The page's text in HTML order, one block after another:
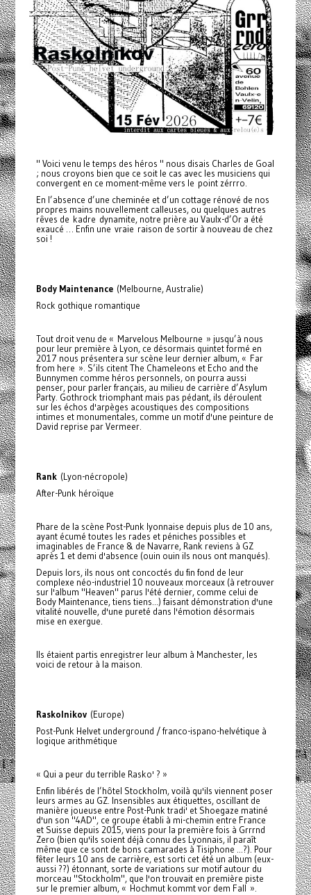
" Voici venu le temps des héros " nous disais Charles de Goal
; nous croyons bien que ce soit le cas avec les musiciens qui
convergent en ce moment-même vers le point zérrro.
En l’absence d’une cheminée et d’un cottage rénové de nos
propres mains nouvellement calleuses, ou quelques autres
rêves de kadre dynamite, notre prière au Vaulx-d’Or a été
exaucé … Enfin une vraie raison de sortir à nouveau de chez
soi !
Body Maintenance(Melbourne, Australie)
Rock gothique romantique
Tout droit venu de « Marvelous Melbourne » jusqu’à nous
pour leur première à Lyon, ce désormais quintet formé en
2017 nous présentera sur scène leur dernier album, « Far
from here ». S’ils citent The Chameleons et Echo and the
Bunnymen comme héros personnels, on pourra aussi
penser, pour parler français, au milieu de carrière d’Asylum
Party. Gothrock triomphant mais pas pédant, ils déroulent
sur les échos d'arpèges acoustiques des compositions
intimes et monumentales, comme un motif d'une peinture de
David reprise par Vermeer.
Rank(Lyon-nécropole)
After-Punk héroïque
Phare de la scène Post-Punk lyonnaise depuis plus de 10 ans,
ayant écumé toutes les rades et péniches possibles et
imaginables de France & de Navarre, Rank reviens à GZ
après 1 et demi d'absence (ouin ouin ils nous ont manqués).
Depuis lors, ils nous ont concoctés du fin fond de leur
complexe néo-industriel 10 nouveaux morceaux (à retrouver
sur l'album "Heaven" parus l'été dernier, comme celui de
Body Maintenance, tiens tiens...) faisant démonstration d'une
vitalité nouvelle, d'une pureté dans l'émotion désormais
mise en exergue.
Ils étaient partis enregistrer leur album à Manchester, les
voici de retour à la maison.
Raskolnikov(Europe)
Post-Punk Helvet underground / franco-ispano-helvétique à
logique arithmétique
« Qui a peur du terrible Rasko' ? »
Enfin libérés de l’hôtel Stockholm, voilà qu'ils viennent poser
leurs armes au GZ. Insensibles aux étiquettes, oscillant de
manière joueuse entre Post-Punk tradi' et Shoegaze matiné
d'un son "4AD", ce groupe établi à mi-chemin entre France
et Suisse depuis 2015, viens pour la première fois à Grrrnd
Zero (bien qu'ils soient déjà connu des Lyonnais, il paraît
même que ce sont de bons camarades à Tisiphone ...?). Pour
fêter leurs 10 ans de carrière, est sorti cet été un album (eux-
aussi ??) étonnant, sorte de variations sur motif autour du
morceau "Stockholm", que l'on trouvait en première piste
sur le premier album, « Hochmut kommt vor dem Fall ».